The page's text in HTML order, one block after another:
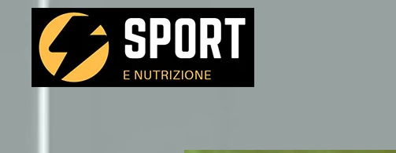
Passa al contenuto principale